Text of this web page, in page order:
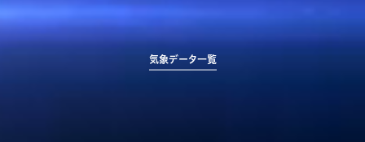
気象データ一覧